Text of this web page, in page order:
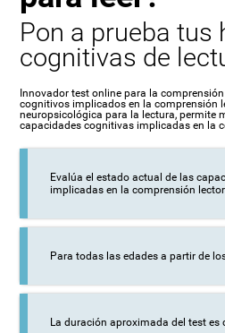
Pon a prueba tus
cognitivas de
Innovador test online para la
cognitivos implicados en la comprensión
neuropsicológica para la lectura, permite
capacidades cognitivas implicadas en la
Evalúa el estado actual de las
implicadas en la comprensión
Para todas las edades a partir de
La duración aproximada del test es